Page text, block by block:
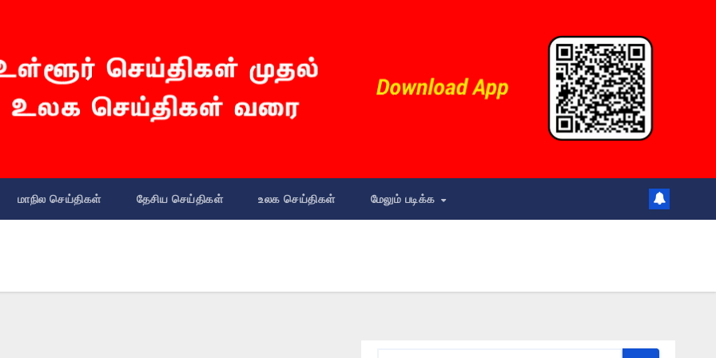
மாநில செய்திகள் தேசிய செய்திகள் உலக செய்திகள் மேலும் படிக்க